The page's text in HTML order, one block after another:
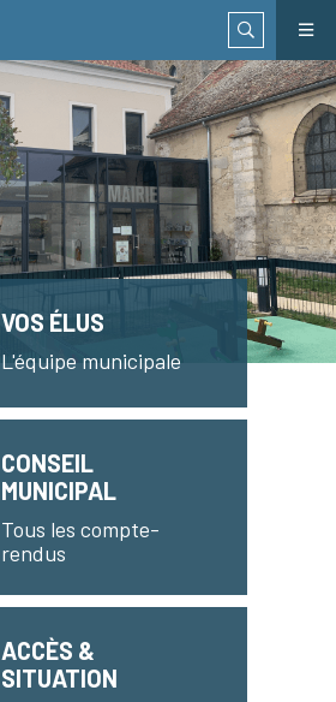
VOS ÉLUS
L'équipe municipale
CONSEIL
MUNICIPAL
Tous les compte-
rendus
ACCÈS &
SITUATION